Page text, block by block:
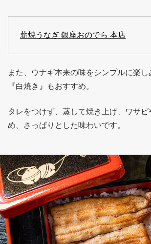
薪焼うなぎ 銀座おのでら 本店
また、ウナギ本来の味をシンプルに楽し
『白焼き』もおすすめ。
タレをつけず、蒸して焼き上げ、ワサ
め、さっぱりとした味わいです。